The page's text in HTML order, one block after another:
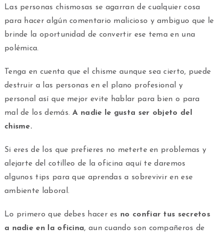
Las personas chismosas se agarran de cualquier cosa
para hacer algún comentario malicioso y ambiguo que le
brinde la oportunidad de convertir ese tema en una
polémica.
Tenga en cuenta que el chisme aunque sea cierto, puede
destruir a las personas en el plano profesional y
personal así que mejor evite hablar para bien o para
mal de los demás.A nadie le gusta ser objeto del
chisme.
Si eres de los que prefieres no meterte en problemas y
alejarte del cotilleo de la oficina aquí te daremos
algunos tips para que aprendas a sobrevivir en ese
ambiente laboral.
Lo primero que debes hacer es no confiar tus secretos
a nadie en la oficina, aun cuando son compañeros de